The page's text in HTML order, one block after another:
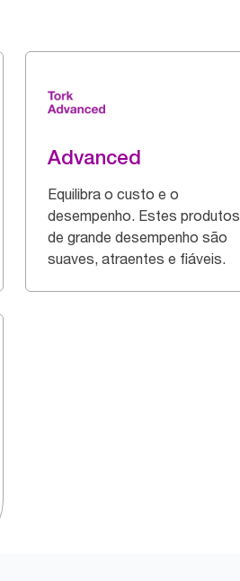
Advanced
Equilibra o custo e o
desempenho. Estes produtos
de grande desempenho são
suaves, atraentes e fiáveis.